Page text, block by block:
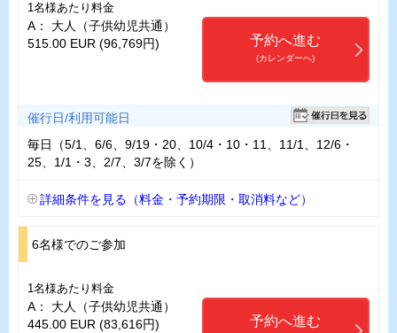
1名様あたり料金
A： 大人（子供幼児共通）
515.00 EUR (96,769円)
予約へ進む
(カレンダーへ)
催行日/利用可能日
毎日（5/1、6/6、9/19・20、10/4・10・11、11/1、12/6・
25、1/1・3、2/7、3/7を除く）
詳細条件を見る（料金・予約期限・取消料など）
6名様でのご参加
1名様あたり料金
A： 大人（子供幼児共通）
445.00 EUR (83,616円)
予約へ進む